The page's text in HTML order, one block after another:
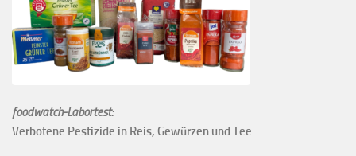
foodwatch-Labortest:
Verbotene Pestizide in Reis, Gewürzen und Tee